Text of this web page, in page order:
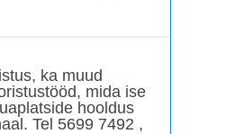
ka muud
mida ise
hooldus
Tel 5699 7492 ,